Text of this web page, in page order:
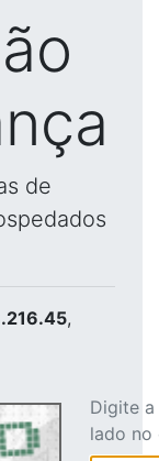
de
,
Digite
lado no